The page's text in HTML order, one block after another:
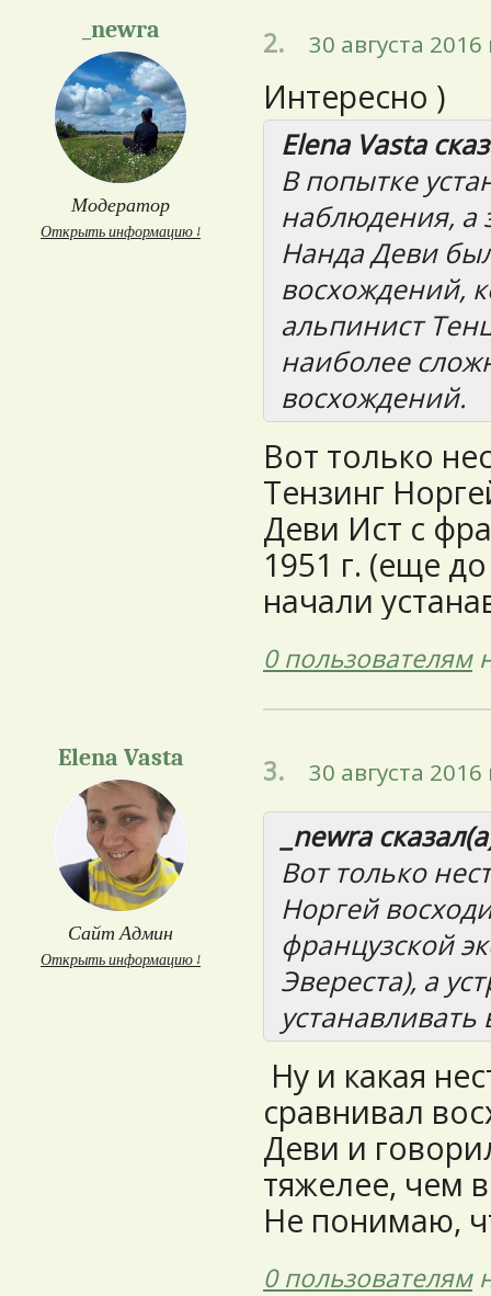
_newra
Модератор
Открыть информацию ↓
2. 30 августа
Интересно )
Elena Vasta
В попытке
наблюдения, а
Нанда Деви
восхождений,
альпинист
наиболее
восхождений.
Вот только
Тензинг
Деви Ист с
1951 г. (еще
начали
0 пользователям
Elena Vasta
Сайт Админ
Открыть информацию ↓
3. 30 августа
_newra
Вот только
Норгей
французской
Эвереста), а
устанавливать
Ну и какая
сравнивал
Деви и
тяжелее, чем
Не понимаю,
0 пользователям